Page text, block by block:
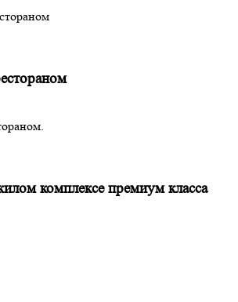
комплексе премиум класса